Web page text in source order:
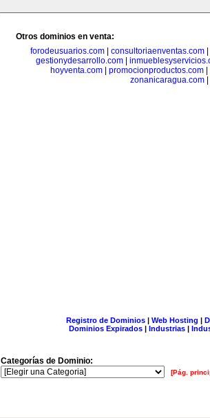
Otros dominios en venta:
forodeusuarios.com
consultoriaenventas.com
gestionydesarrollo.com
hoyventa.com| promocionproductos.com|
zonanicaragua.com
Registro de Dominios| Web Hosting |
Dominios Expirados | Industrias |
Categorías de Dominio:
[Pág.